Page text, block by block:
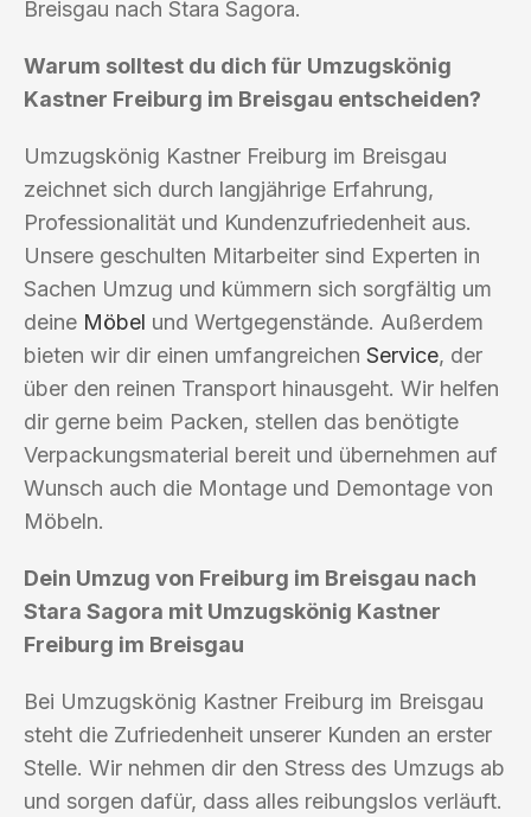
Breisgau nach Stara Sagora.
Warum solltest du dich für Umzugskönig
Kastner Freiburg im Breisgau entscheiden?
Umzugskönig Kastner Freiburg im Breisgau
zeichnet sich durch langjährige Erfahrung,
Professionalität und Kundenzufriedenheit aus.
Unsere geschulten Mitarbeiter sind Experten in
Sachen Umzug und kümmern sich sorgfältig um
deine Möbel und Wertgegenstände. Außerdem
bieten wir dir einen umfangreichen Service, der
über den reinen Transport hinausgeht. Wir helfen
dir gerne beim Packen, stellen das benötigte
Verpackungsmaterial bereit und übernehmen auf
Wunsch auch die Montage und Demontage von
Möbeln.
Dein Umzug von Freiburg im Breisgau nach
Stara Sagora mit Umzugskönig Kastner
Freiburg im Breisgau
Bei Umzugskönig Kastner Freiburg im Breisgau
steht die Zufriedenheit unserer Kunden an erster
Stelle. Wir nehmen dir den Stress des Umzugs ab
und sorgen dafür, dass alles reibungslos verläuft.